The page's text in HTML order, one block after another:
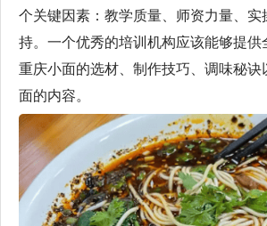
个关键因素：教学质量、师资力量、实
持。一个优秀的培训机构应该能够提供
重庆小面的选材、制作技巧、调味秘诀
面的内容。